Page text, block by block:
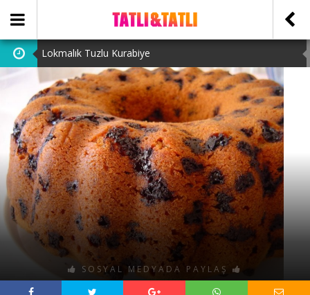
Lokmalık Tuzlu Kurabiye
Tam Ölçülü Un Helvası
Suffle
Cevizli Bulut Kek
Ataşehir Escort Bayanlarını: atasehirescortlari.com ‘da
bulabilirsiniz.
SOSYAL MEDYADA PAYLAŞ